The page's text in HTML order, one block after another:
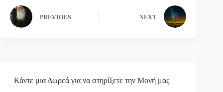
PREVIOUS NEXT
Κάντε μια Δωρεά για να στηρίξετε την Μονή μας